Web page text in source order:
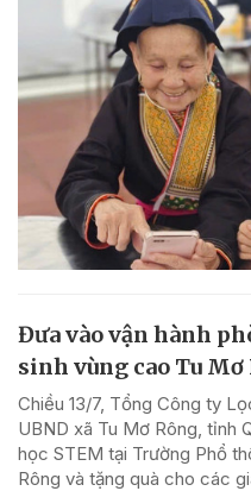
Đưa vào vận hành
sinh vùng cao Tu Mơ
Chiều 13/7, Tổng Công ty
UBND xã Tu Mơ Rông, tỉnh
học STEM tại Trường Phổ
Rông và tặng quà cho các